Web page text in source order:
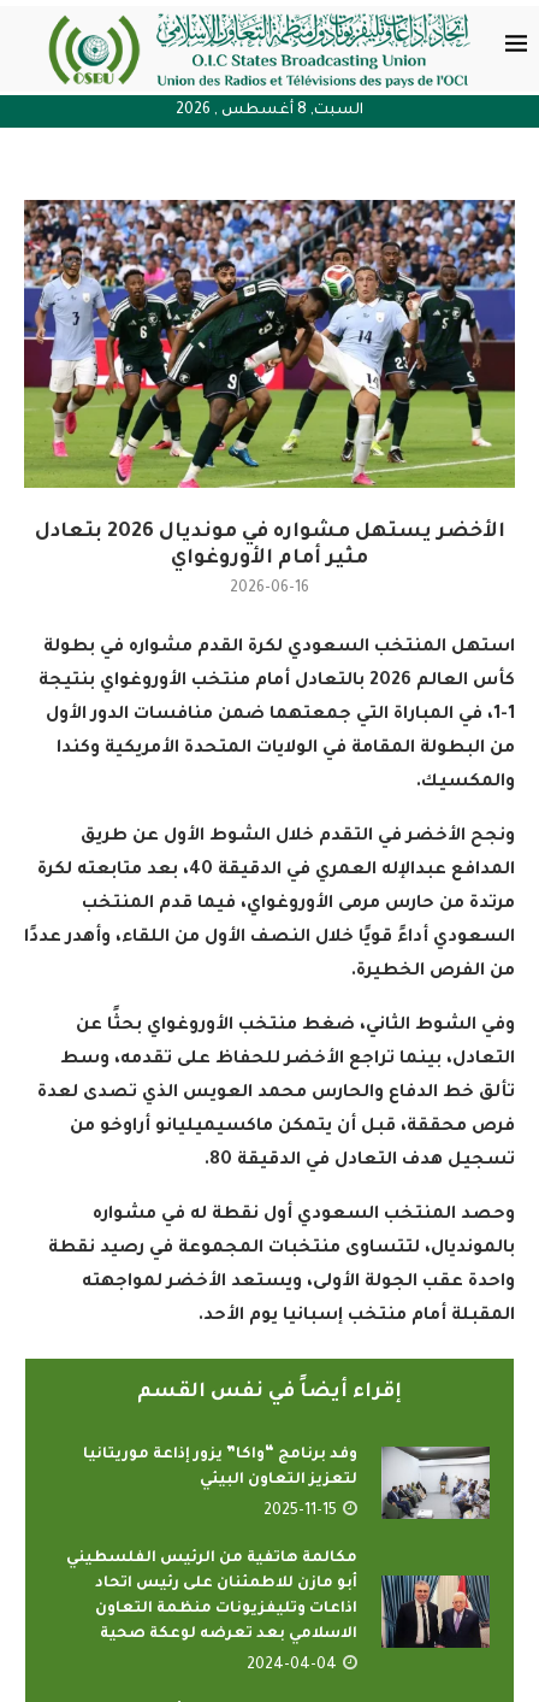
السبت, 8 أغسطس , 2026
الأخضر يستهل مشواره في مونديال 2026 بتعادل
مثير أمام الأوروغواي
2026-06-16
استهل المنتخب السعودي لكرة القدم مشواره في بطولة
كأس العالم 2026 بالتعادل أمام منتخب الأوروغواي بنتيجة
1-1، في المباراة التي جمعتهما ضمن منافسات الدور الأول
من البطولة المقامة في الولايات المتحدة الأمريكية وكندا
والمكسيك.
ونجح الأخضر في التقدم خلال الشوط الأول عن طريق
المدافع عبدالإله العمري في الدقيقة 40، بعد متابعته لكرة
مرتدة من حارس مرمى الأوروغواي، فيما قدم المنتخب
السعودي أداءً قويًا خلال النصف الأول من اللقاء، وأهدر عددًا
من الفرص الخطيرة.
وفي الشوط الثاني، ضغط منتخب الأوروغواي بحثًا عن
التعادل، بينما تراجع الأخضر للحفاظ على تقدمه، وسط
تألق خط الدفاع والحارس محمد العويس الذي تصدى لعدة
فرص محققة، قبل أن يتمكن ماكسيميليانو أراوخو من
تسجيل هدف التعادل في الدقيقة 80
.
وحصد المنتخب السعودي أول نقطة له في مشواره
بالمونديال، لتتساوى منتخبات المجموعة في رصيد نقطة
واحدة عقب الجولة الأولى، ويستعد الأخضر لمواجهته
المقبلة أمام منتخب إسبانيا يوم الأحد.
إقراء أيضاً في نفس القسم
وفد برنامج “واكا” يزور إذاعة موريتانيا
لتعزيز التعاون البيئي
2025-11-15
مكالمة هاتفية من الرئيس الفلسطيني
أبو مازن للاطمئنان على رئيس اتحاد
اذاعات وتليفزيونات منظمة التعاون
الاسلامي بعد تعرضه لوعكة صحية
2024-04-04